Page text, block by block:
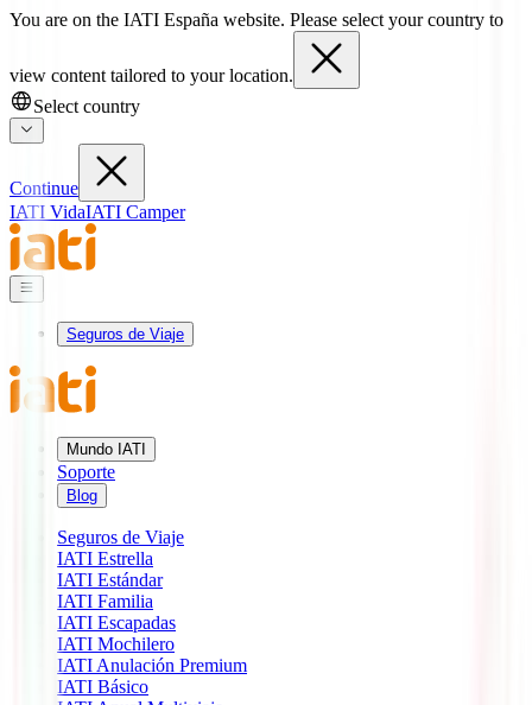
You are on the IATI España website. Please select your country to
view content tailored to your location.
Select country
Continue
IATI VidaIATI Camper
Seguros de Viaje
Mundo IATI
Soporte
Blog
Seguros de Viaje
IATI Estrella
IATI Estándar
IATI Familia
IATI Escapadas
IATI Mochilero
IATI Anulación Premium
IATI Básico